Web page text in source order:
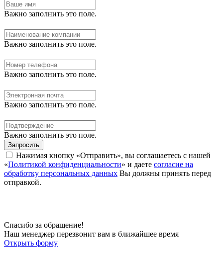
Важно заполнить это поле.
Важно заполнить это поле.
Важно заполнить это поле.
Важно заполнить это поле.
Важно заполнить это поле.
Запросить
Нажимая кнопку «Отправить», вы соглашаетесь с нашей
«Политикой конфиденциальности» и даете согласие на
обработку персональных данных Вы должны принять перед
отправкой.
Спасибо за обращение!
Наш менеджер перезвонит вам в ближайшее время
Открыть форму